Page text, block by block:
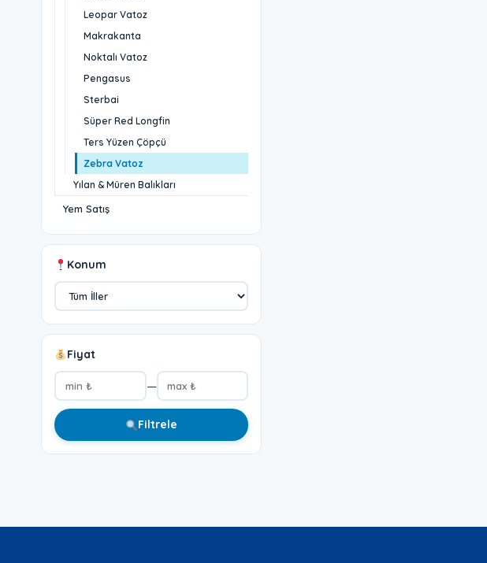
Leopar Vatoz
Makrakanta
Noktalı Vatoz
Pengasus
Sterbai
Süper Red Longfin
Ters Yüzen Çöpçü
Zebra Vatoz
Yılan & Müren Balıkları
Yem Satış
Konum
Fiyat
—
Filtrele